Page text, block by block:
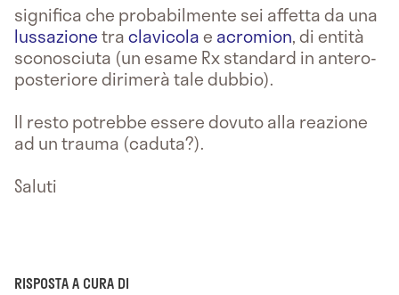
significa che probabilmente sei affetta da una
lussazionetraclavicolae acromion, di entità
sconosciuta (un esame Rx standard in antero-
posteriore dirimerà tale dubbio).
Il resto potrebbe essere dovuto alla reazione
ad un trauma (caduta?).
Saluti
RISPOSTA A CURA DI